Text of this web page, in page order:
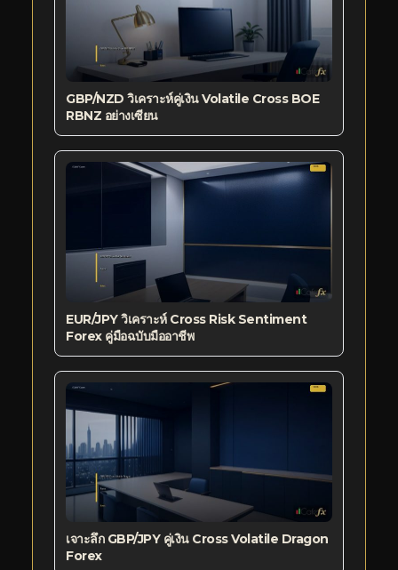
GBP/NZD วิเคราะห์คู่เงิน Volatile Cross BOE
RBNZ อย่างเซียน
EUR/JPY วิเคราะห์ Cross Risk Sentiment
Forex คู่มือฉบับมืออาชีพ
เจาะลึก GBP/JPY คู่เงิน Cross Volatile Dragon
Forex